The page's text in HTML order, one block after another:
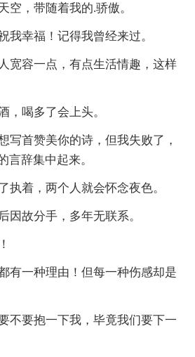
，带随着我的.骄傲。
幸福！记得我曾经来过。
容一点，有点生活情趣，这样
喝多了会上头。
首赞美你的诗，但我失败了，
言辞集中起来。
着，两个人就会怀念夜色。
故分手，多年无联系。
一种理由！但每一种伤感却是
要抱一下我，毕竟我们要下一